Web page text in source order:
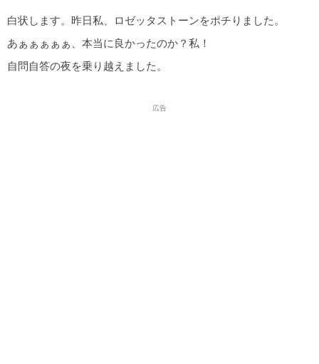
白状します。昨日私、ロゼッタストーンをポチりました。
あぁぁぁぁぁ、本当に良かったのか？私！
自問自答の夜を乗り越えました。
広告